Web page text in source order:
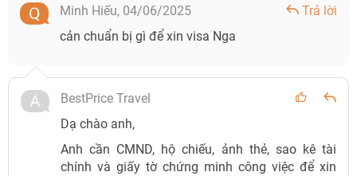
Minh Hiếu, 04/06/2025
Trả lời
cản chuẩn bị gì để xin visa Nga
BestPrice Travel
Dạ chào anh,
Anh cần CMND, hộ chiếu, ảnh thẻ, sao kê tài
chính và giấy tờ chứng minh công việc để xin